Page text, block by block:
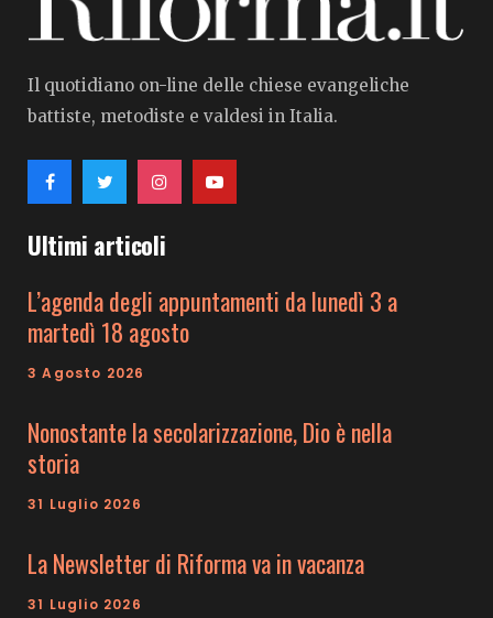
Il quotidiano on-line delle chiese evangeliche
battiste, metodiste e valdesi in Italia.
Ultimi articoli
L’agenda degli appuntamenti da lunedì 3 a
martedì 18 agosto
3 Agosto 2026
Nonostante la secolarizzazione, Dio è nella
storia
31 Luglio 2026
La Newsletter di Riforma va in vacanza
31 Luglio 2026